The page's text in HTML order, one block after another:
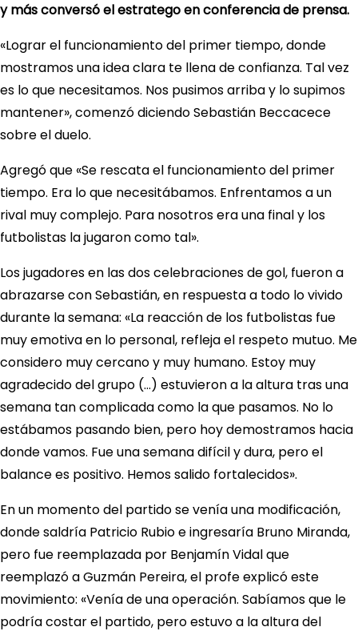
y más conversó el estratego en conferencia de prensa.
«Lograr el funcionamiento del primer tiempo, donde
mostramos una idea clara te llena de confianza. Tal vez
es lo que necesitamos. Nos pusimos arriba y lo supimos
mantener», comenzó diciendo Sebastián Beccacece
sobre el duelo.
Agregó que «Se rescata el funcionamiento del primer
tiempo. Era lo que necesitábamos. Enfrentamos a un
rival muy complejo. Para nosotros era una final y los
futbolistas la jugaron como tal».
Los jugadores en las dos celebraciones de gol, fueron a
abrazarse con Sebastián, en respuesta a todo lo vivido
durante la semana: «La reacción de los futbolistas fue
muy emotiva en lo personal, refleja el respeto mutuo. Me
considero muy cercano y muy humano. Estoy muy
agradecido del grupo (…) estuvieron a la altura tras una
semana tan complicada como la que pasamos. No lo
estábamos pasando bien, pero hoy demostramos hacia
donde vamos. Fue una semana difícil y dura, pero el
balance es positivo. Hemos salido fortalecidos».
En un momento del partido se venía una modificación,
donde saldría Patricio Rubio e ingresaría Bruno Miranda,
pero fue reemplazada por Benjamín Vidal que
reemplazó a Guzmán Pereira, el profe explicó este
movimiento: «Venía de una operación. Sabíamos que le
podría costar el partido, pero estuvo a la altura del